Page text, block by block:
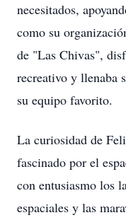
necesitados,
como su
de "Las Chivas",
recreativo y llenaba
su equipo favorito.
La curiosidad de
fascinado por el
con entusiasmo los
espaciales y las